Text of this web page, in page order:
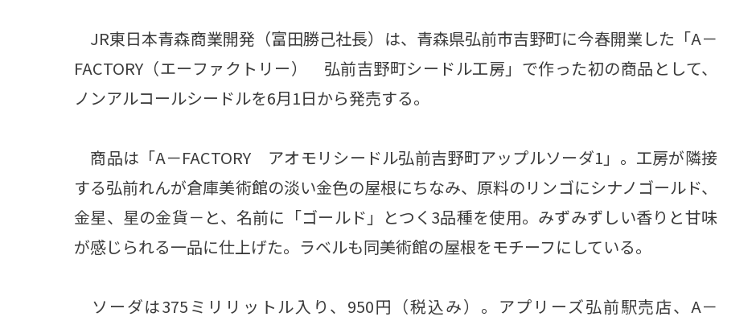
JR東日本青森商業開発（富田勝己社長）は、青森県弘前市吉野町に今春開業した「A－
FACTORY（エーファクトリー） 弘前吉野町シードル工房」で作った初の商品として、
ノンアルコールシードルを6月1日から発売する。
商品は「A－FACTORY アオモリシードル弘前吉野町アップルソーダ1」。工房が隣接
する弘前れんが倉庫美術館の淡い金色の屋根にちなみ、原料のリンゴにシナノゴールド、
金星、星の金貨－と、名前に「ゴールド」とつく3品種を使用。みずみずしい香りと甘味
が感じられる一品に仕上げた。ラベルも同美術館の屋根をモチーフにしている。
ソーダは375ミリリットル入り、950円（税込み）。アプリーズ弘前駅売店、A－